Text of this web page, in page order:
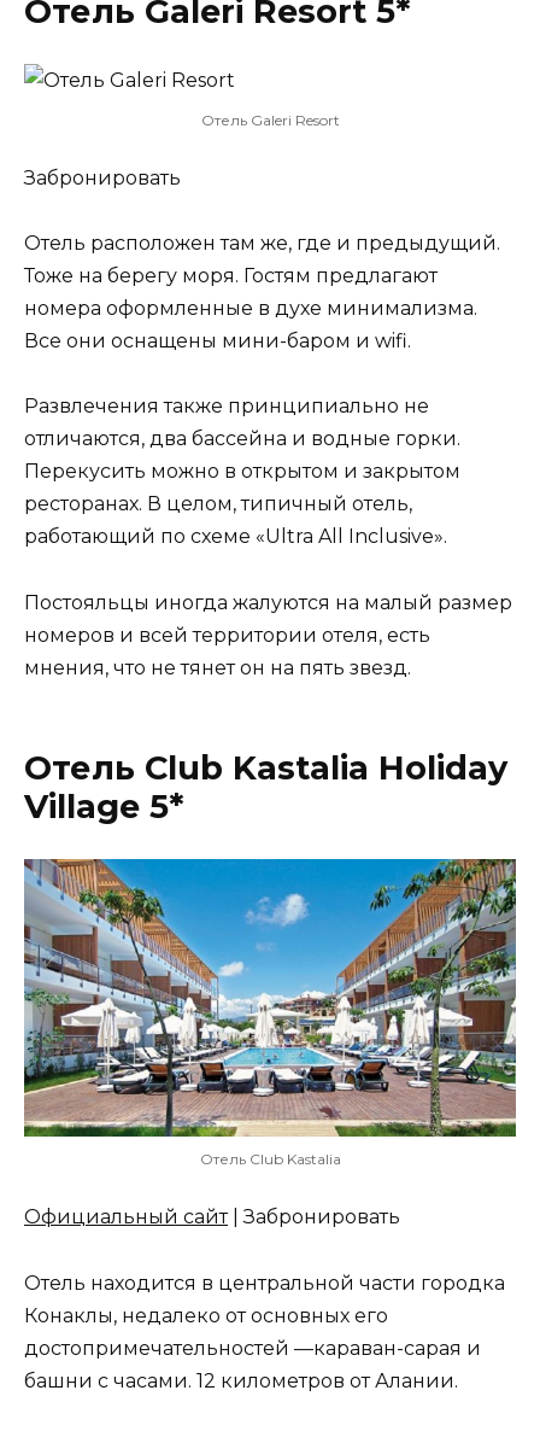
Отель Galeri Resort 5*
Отель Galeri Resort
Забронировать
Отель расположен там же, где и предыдущий.
Тоже на берегу моря. Гостям предлагают
номера оформленные в духе минимализма.
Все они оснащены мини-баром и wifi.
Развлечения также принципиально не
отличаются, два бассейна и водные горки.
Перекусить можно в открытом и закрытом
ресторанах. В целом, типичный отель,
работающий по схеме «Ultra All Inclusive».
Постояльцы иногда жалуются на малый размер
номеров и всей территории отеля, есть
мнения, что не тянет он на пять звезд.
Отель Club Kastalia Holiday
Village 5*
Отель Club Kastalia
Официальный сайт| Забронировать
Отель находится в центральной части городка
Конаклы, недалеко от основных его
достопримечательностей —караван-сарая и
башни с часами. 12 километров от Алании.